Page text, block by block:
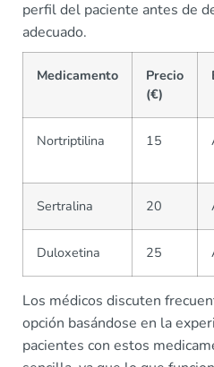
perfil del paciente antes de
adecuado.
Medicamento
Precio
(€)
Nortriptilina 15
Sertralina 20
Duloxetina 25
Los médicos discuten
opción basándose en la
pacientes con estos